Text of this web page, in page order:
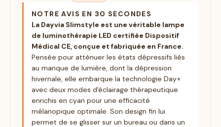
NOTRE AVIS EN 30 SECONDES
La Dayvia Slimstyle est une véritable lampe
de luminothérapie LED certifiée Dispositif
Médical CE, conçue et fabriquée en France.
Pensée pour atténuer les états dépressifs liés
au manque de lumière, dont la dépression
hivernale, elle embarque la technologie Day+
avec deux modes d'éclairage thérapeutique
enrichis en cyan pour une efficacité
mélanopique optimale. Son design fin lui
permet de se glisser sur un bureau ou dans un